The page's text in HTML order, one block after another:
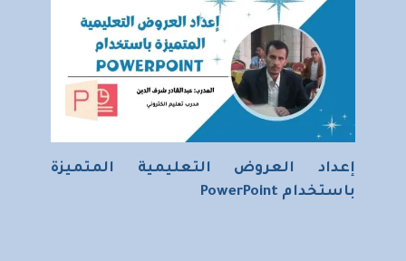
إعداد العروض التعليمية المتميزة
باستخدام PowerPoint